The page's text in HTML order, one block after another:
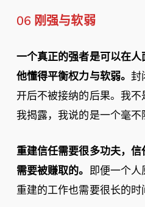
06 刚强与软弱
一个真正的强者是可以在人
他懂得平衡权力与软弱。 封
开后不被接纳的后果。我
我揭露，我说的是一个毫不
重建信任需要很多功夫，
需要被赚取的。 即便一个
重建的工作也需要很长的时